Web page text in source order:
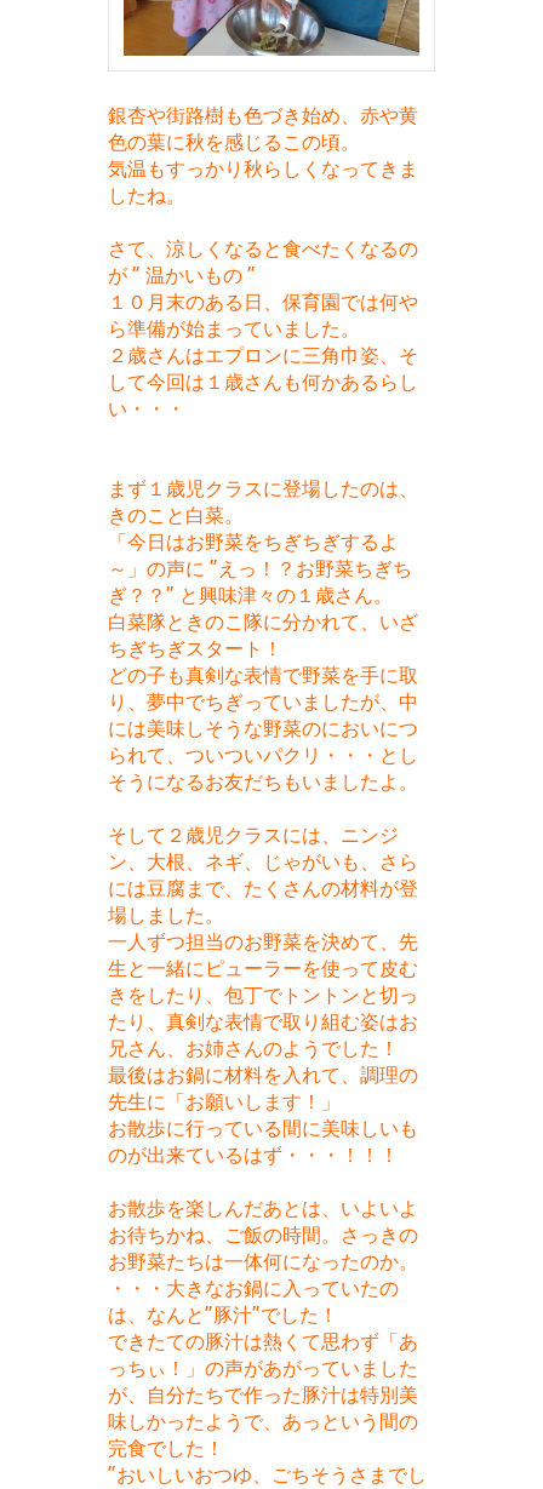
銀杏や街路樹も色づき始め、赤や黄
色の葉に秋を感じるこの頃。
気温もすっかり秋らしくなってきま
したね。
さて、涼しくなると食べたくなるの
が ” 温かいもの ”
１０月末のある日、保育園では何や
ら準備が始まっていました。
２歳さんはエプロンに三角巾姿、そ
して今回は１歳さんも何かあるらし
い・・・
まず１歳児クラスに登場したのは、
きのこと白菜。
「今日はお野菜をちぎちぎするよ
～」の声に ”えっ！？お野菜ちぎち
ぎ？？” と興味津々の１歳さん。
白菜隊ときのこ隊に分かれて、いざ
ちぎちぎスタート！
どの子も真剣な表情で野菜を手に取
り、夢中でちぎっていましたが、中
には美味しそうな野菜のにおいにつ
られて、ついついパクリ・・・とし
そうになるお友だちもいましたよ。
そして２歳児クラスには、ニンジ
ン、大根、ネギ、じゃがいも、さら
には豆腐まで、たくさんの材料が登
場しました。
一人ずつ担当のお野菜を決めて、先
生と一緒にピューラーを使って皮む
きをしたり、包丁でトントンと切っ
たり、真剣な表情で取り組む姿はお
兄さん、お姉さんのようでした！
最後はお鍋に材料を入れて、調理の
先生に「お願いします！」
お散歩に行っている間に美味しいも
のが出来ているはず・・・！！！
お散歩を楽しんだあとは、いよいよ
お待ちかね、ご飯の時間。さっきの
お野菜たちは一体何になったのか。
・・・大きなお鍋に入っていたの
は、なんと”豚汁”でした！
できたての豚汁は熱くて思わず「あ
っちぃ！」の声があがっていました
が、自分たちで作った豚汁は特別美
味しかったようで、あっという間の
完食でした！
”おいしいおつゆ、ごちそうさまでし